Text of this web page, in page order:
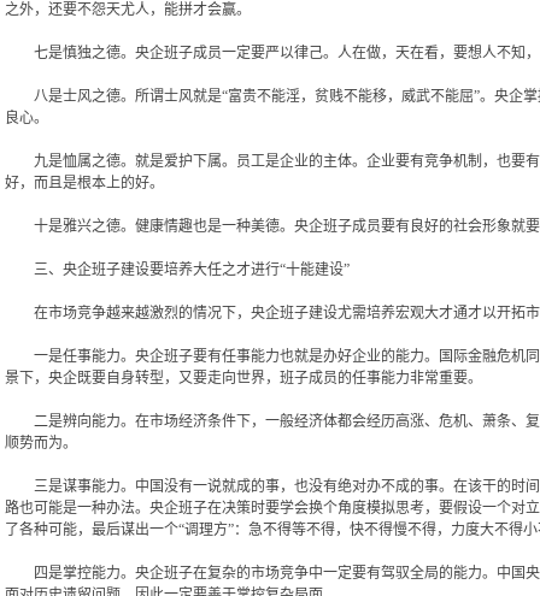
之外，还要不怨天尤人，能拼才会赢。
七是慎独之德。央企班子成员一定要严以律己。人在做，天在看，要想人不知
八是士风之德。所谓士风就是“富贵不能淫，贫贱不能移，威武不能屈”。央企
良心。
九是恤属之德。就是爱护下属。员工是企业的主体。企业要有竞争机制，也要
好，而且是根本上的好。
十是雅兴之德。健康情趣也是一种美德。央企班子成员要有良好的社会形象就
三、央企班子建设要培养大任之才进行“十能建设”
在市场竞争越来越激烈的情况下，央企班子建设尤需培养宏观大才通才以开拓
一是任事能力。央企班子要有任事能力也就是办好企业的能力。国际金融危机
景下，央企既要自身转型，又要走向世界，班子成员的任事能力非常重要。
二是辨向能力。在市场经济条件下，一般经济体都会经历高涨、危机、萧条、
顺势而为。
三是谋事能力。中国没有一说就成的事，也没有绝对办不成的事。在该干的时
路也可能是一种办法。央企班子在决策时要学会换个角度模拟思考，要假设一个对
了各种可能，最后谋出一个“调理方”：急不得等不得，快不得慢不得，力度大不得
四是掌控能力。央企班子在复杂的市场竞争中一定要有驾驭全局的能力。中国